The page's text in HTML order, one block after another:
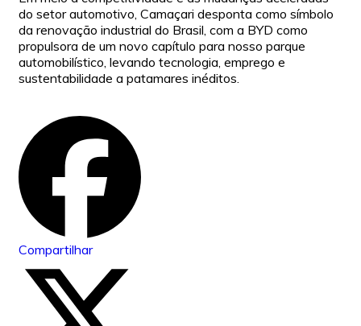
do setor automotivo, Camaçari desponta como símbolo
da renovação industrial do Brasil, com a BYD como
propulsora de um novo capítulo para nosso parque
automobilístico, levando tecnologia, emprego e
sustentabilidade a patamares inéditos.
Compartilhar